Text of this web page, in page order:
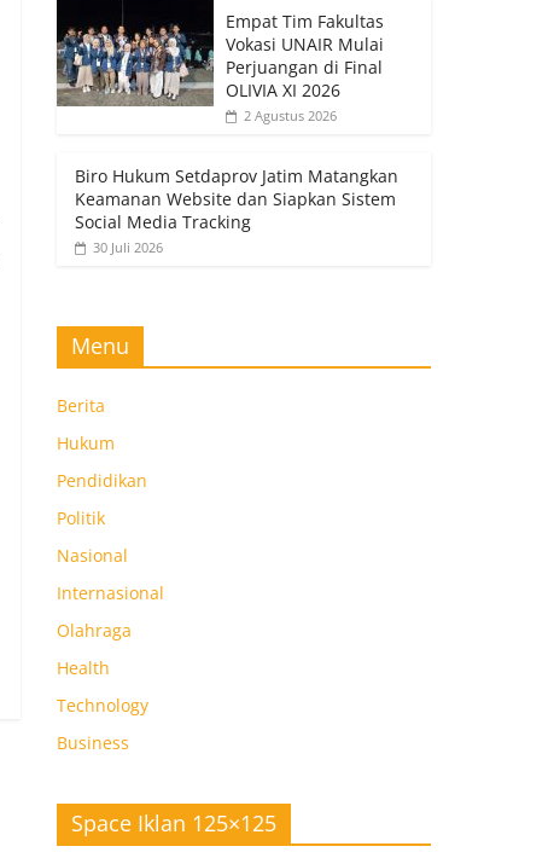
Empat Tim Fakultas
Vokasi UNAIR Mulai
Perjuangan di Final
OLIVIA XI 2026
2 Agustus 2026
Biro Hukum Setdaprov Jatim Matangkan
Keamanan Website dan Siapkan Sistem
Social Media Tracking
30 Juli 2026
Menu
Berita
Hukum
Pendidikan
Politik
Nasional
Internasional
Olahraga
Health
Technology
Business
Space Iklan 125×125